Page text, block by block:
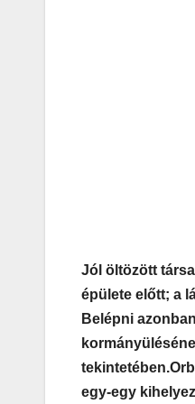
Jól öltözött
épülete előtt; a
Belépni
tekintetében.
egy-egy